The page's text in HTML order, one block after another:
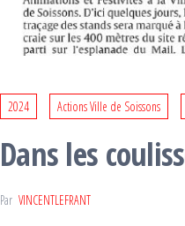
2024 Actions Ville de Soissons
Dans les
Par VINCENTLEFRANT